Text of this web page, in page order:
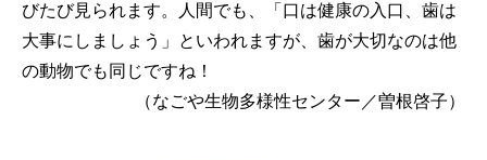
びたび見られます。人間でも、「口は健康の入口、歯は
大事にしましょう」といわれますが、歯が大切なのは他
の動物でも同じですね！
（なごや生物多様性センター／曽根啓子）